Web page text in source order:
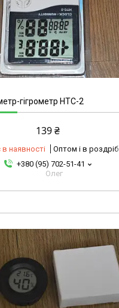
гігрометр HTC-2
139 ₴
наявності
Оптом і в роздріб
+380 (95) 702-51-41
Олег
ТР500